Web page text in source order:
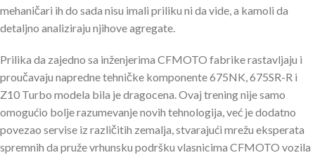
mehaničari ih do sada nisu imali priliku ni da vide, a kamoli da
detaljno analiziraju njihove agregate.
Prilika da zajedno sa inženjerima CFMOTO fabrike rastavljaju i
proučavaju napredne tehničke komponente 675NK, 675SR-R i
Z10 Turbo modela bila je dragocena. Ovaj trening nije samo
omogućio bolje razumevanje novih tehnologija, već je dodatno
povezao servise iz različitih zemalja, stvarajući mrežu eksperata
spremnih da pruže vrhunsku podršku vlasnicima CFMOTO vozila